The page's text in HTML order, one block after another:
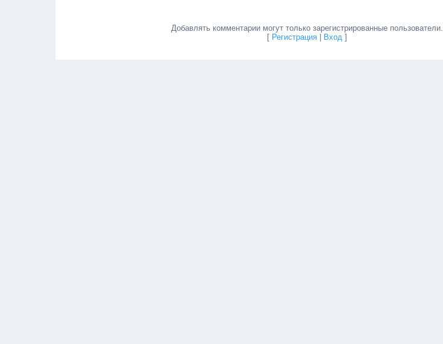
Добавлять комментарии могут только зарегистрированные пользователи.
[ Регистрация Вход ]